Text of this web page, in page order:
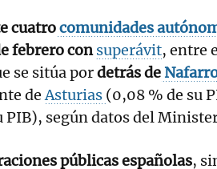
cuatrocomunidades
febrero consuperávit, entre
se sitúa pordetrás de
deAsturias (0,08 % de su
PIB), según datos del
públicas españolas,